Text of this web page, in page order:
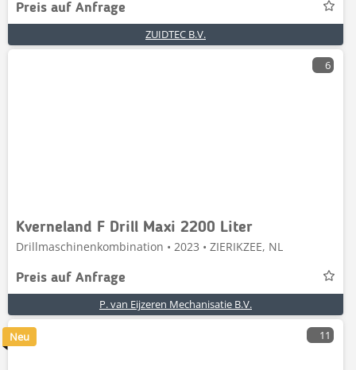
Preis auf Anfrage
ZUIDTEC B.V.
6
Kverneland F Drill Maxi 2200 Liter
Drillmaschinenkombination • 2023 • ZIERIKZEE, NL
Preis auf Anfrage
P. van Eijzeren Mechanisatie B.V.
11
Neu